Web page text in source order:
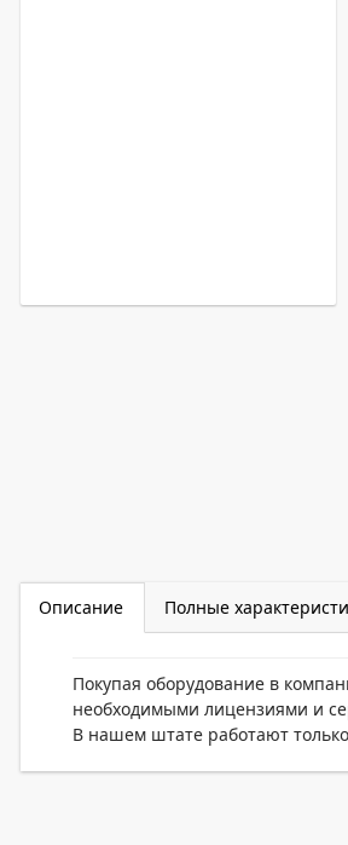
Описание Полные
Покупая оборудование в
необходимыми лицензиями и
В нашем штате работают